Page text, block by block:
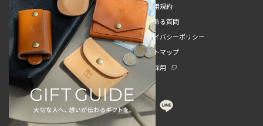
新規会員登録
ご利用規約
ご利用ガイド
よくある質問
特定商取引法
プライバシーポリシー
お問い合わせ
サイトマップ
販売スタッフ中途採用
新卒採用